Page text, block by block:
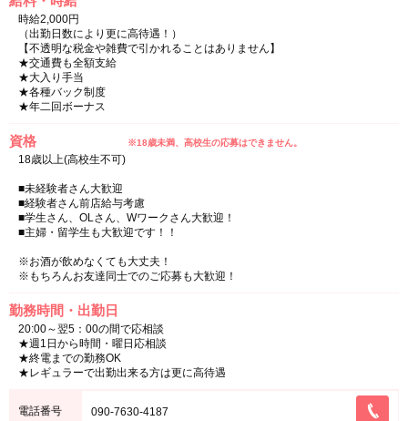
時給2,000円
（出勤日数により更に高待遇！）
【不透明な税金や雑費で引かれることはありません】
★交通費も全額支給
★大入り手当
★各種バック制度
★年二回ボーナス
資格 ※18歳未満、高校生の応募はできません。
18歳以上(高校生不可)
■未経験者さん大歓迎
■経験者さん前店給与考慮
■学生さん、OLさん、Wワークさん大歓迎！
■主婦・留学生も大歓迎です！！
※お酒が飲めなくても大丈夫！
※もちろんお友達同士でのご応募も大歓迎！
勤務時間・出勤日
20:00～翌5：00の間で応相談
★週1日から時間・曜日応相談
★終電までの勤務OK
★レギュラーで出勤出来る方は更に高待遇
電話番号 090-7630-4187